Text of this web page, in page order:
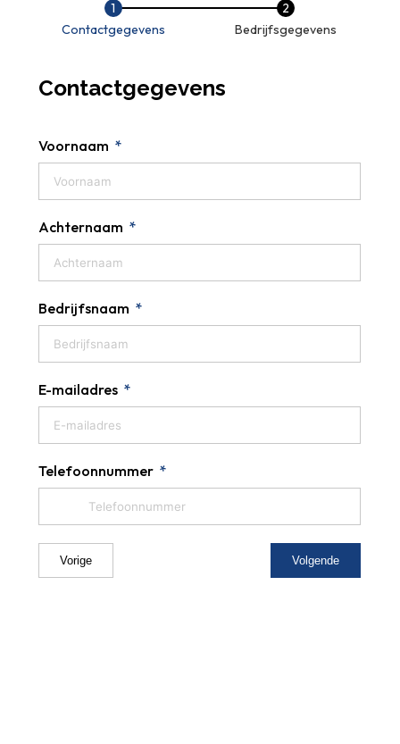
Contactgegevens Bedrijfsgegevens
Contactgegevens
Voornaam
Achternaam
Bedrijfsnaam
E-mailadres
Telefoonnummer
Vorige Volgende